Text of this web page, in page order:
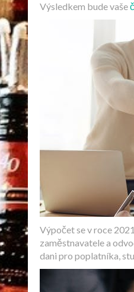
Výsledkem bude vaše
Výpočet se v roce
zaměstnavatele a
dani pro poplatníka,